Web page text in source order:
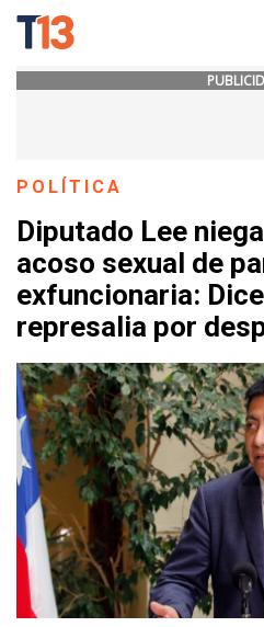
POLÍTICA
Diputado Lee
acoso sexual de
exfuncionaria:
represalia por